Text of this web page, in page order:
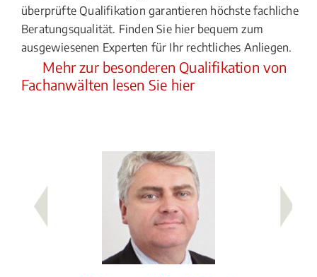
überprüfte Qualifikation garantieren höchste fachliche
Beratungsqualität. Finden Sie hier bequem zum
ausgewiesenen Experten für Ihr rechtliches Anliegen.
Mehr zur besonderen Qualifikation von
Fachanwälten lesen Sie hier